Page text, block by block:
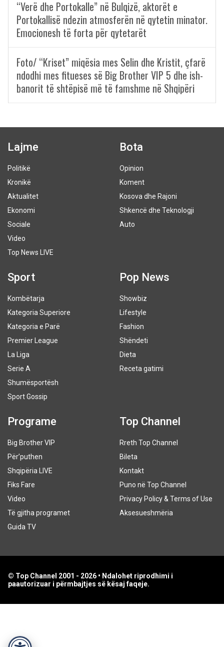
“Verë dhe Portokalle” në Bulqizë, aktorët e
Portokallisë ndezin atmosferën në qytetin minator.
Emocionesh të forta për qytetarët
Foto/ “Kriset” miqësia mes Selin dhe Kristit, çfarë
ndodhi mes fitueses së Big Brother VIP 5 dhe ish-
banorit të shtëpisë më të famshme në Shqipëri
Lajme
Politikë
Kronikë
Aktualitet
Ekonomi
Sociale
Video
Top News LIVE
Bota
Opinion
Koment
Kosova dhe Rajoni
Shkencë dhe Teknologji
Auto
Sport
Kombëtarja
Kategoria Superiore
Kategoria e Parë
Premier League
La Liga
Serie A
Shumësportësh
Sport Gossip
Pop News
Showbiz
Lifestyle
Fashion
Shëndeti
Dieta
Receta gatimi
Programe
Big Brother VIP
Për’puthen
Shqipëria LIVE
Fiks Fare
Video
Të gjitha programet
Guida TV
Top Channel
Rreth Top Channel
Bileta
Kontakt
Puno në Top Channel
Privacy Policy & Terms of Use
Aksesueshmëria
© Top Channel 2001 - 2026 • Ndalohet riprodhimi i
paautorizuar i përmbajtjes së kësaj faqeje.